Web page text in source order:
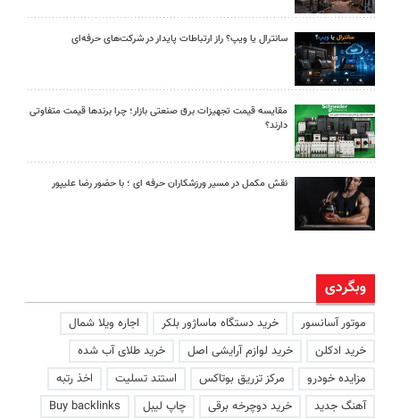
سانترال یا ویپ؟ راز ارتباطات پایدار در شرکت‌های حرفه‌ای
مقایسه قیمت تجهیزات برق صنعتی بازار؛ چرا برندها قیمت متفاوتی
دارند؟
نقش مکمل در مسیر ورزشکاران حرفه ای ؛ با حضور رضا علیپور
وبگردی
موتور آسانسور خرید دستگاه ماساژور بلکر
اجاره ویلا شمال
خرید ادکلن
خرید لوازم آرایشی اصل
خرید طلای آب شده
مزایده خودرو
مرکز تزریق بوتاکس استند تسلیت
اخذ رتبه
آهنگ جدید
خرید دوچرخه برقی چاپ لیبل
Buy backlinks